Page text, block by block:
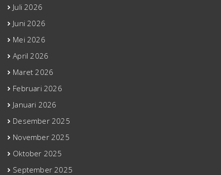
Juli 2026
Juni 2026
Mei 2026
April 2026
Maret 2026
Februari 2026
Januari 2026
Desember 2025
November 2025
Oktober 2025
September 2025